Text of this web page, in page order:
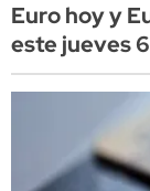
Euro hoy y
este jueves